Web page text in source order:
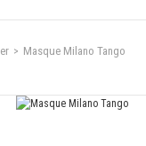
Masque Milano Tango